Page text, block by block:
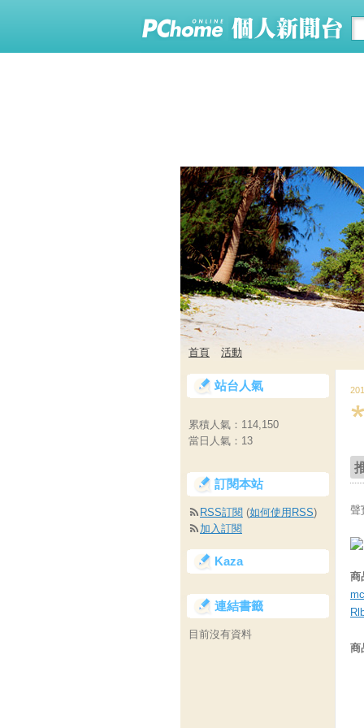
首頁 活動
聲
商
商
站台人氣
累積人氣： 114,150
當日人氣： 13
訂閱本站
RSS訂閱 (如何使用RSS)
加入訂閱
Kaza
連結書籤
目前沒有資料